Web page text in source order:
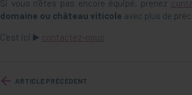
Si vous n’êtes pas encore équipé, prenez
domaine ou château viticole avec plus de
C'est ici ▶️ contactez-nous
ARTICLE PRÉCÉDENT